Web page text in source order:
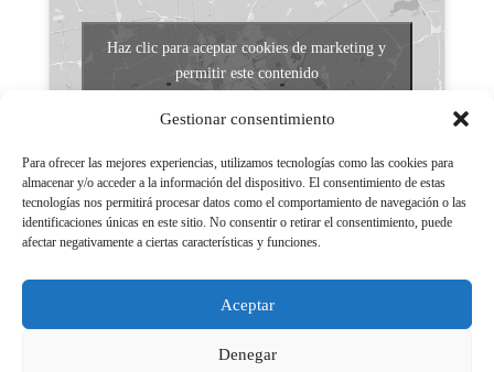
Gestionar consentimiento
Para ofrecer las mejores experiencias, utilizamos tecnologías como las cookies para
almacenar y/o acceder a la información del dispositivo. El consentimiento de estas
tecnologías nos permitirá procesar datos como el comportamiento de navegación o las
identificaciones únicas en este sitio. No consentir o retirar el consentimiento, puede
afectar negativamente a ciertas características y funciones.
Aceptar
Denegar
Haz clic para aceptar cookies de marketing y
permitir este contenido
Aviso legal